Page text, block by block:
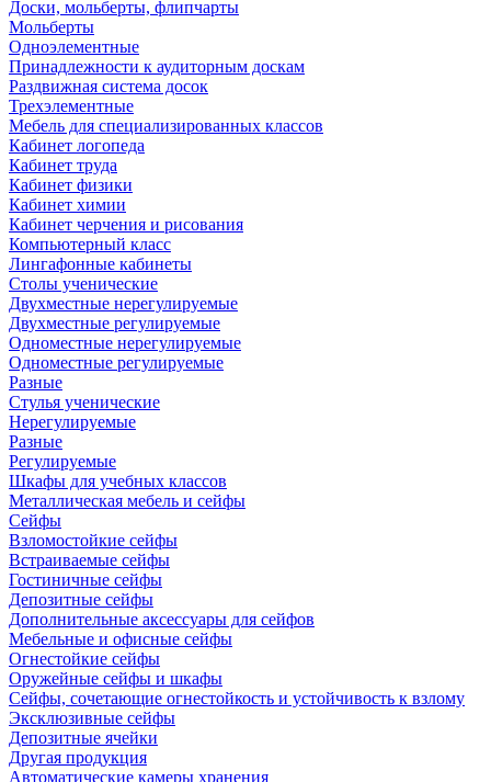
Доски, мольберты, флипчарты
Мольберты
Одноэлементные
Принадлежности к аудиторным доскам
Раздвижная система досок
Трехэлементные
Мебель для специализированных классов
Кабинет логопеда
Кабинет труда
Кабинет физики
Кабинет химии
Кабинет черчения и рисования
Компьютерный класс
Лингафонные кабинеты
Столы ученические
Двухместные нерегулируемые
Двухместные регулируемые
Одноместные нерегулируемые
Одноместные регулируемые
Разные
Стулья ученические
Нерегулируемые
Разные
Регулируемые
Шкафы для учебных классов
Металлическая мебель и сейфы
Сейфы
Взломостойкие сейфы
Встраиваемые сейфы
Гостиничные сейфы
Депозитные сейфы
Дополнительные аксессуары для сейфов
Мебельные и офисные сейфы
Огнестойкие сейфы
Оружейные сейфы и шкафы
Сейфы, сочетающие огнестойкость и устойчивость к взлому
Эксклюзивные сейфы
Депозитные ячейки
Другая продукция
Автоматические камеры хранения